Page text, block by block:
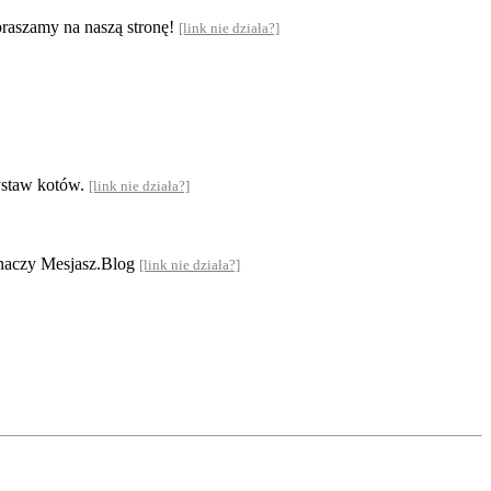
na naszą stronę! [link nie działa?]
kotów. [link nie działa?]
Mesjasz.Blog [link nie działa?]